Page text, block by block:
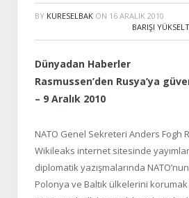
BY KURESELBAK ON 16 ARALIK 2010
BARIŞI
Dünyadan Haberler
Rasmussen’den Rusya’ya
– 9 Aralık 2010
NATO Genel Sekreteri Anders Fogh
Wikileaks internet sitesinde
diplomatik yazışmalarında
Polonya ve Baltık ülkelerini